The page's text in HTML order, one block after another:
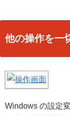
他の操作を一
Windows の設定